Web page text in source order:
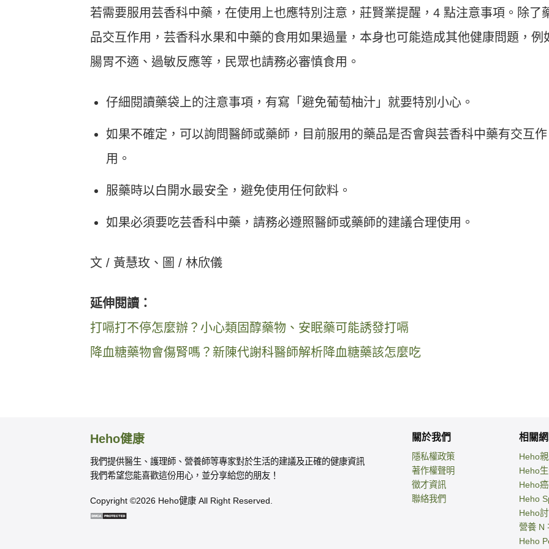
若需要服用芸香科中藥，在使用上也應特別注意，莊賢業提醒，4 點注意事項。除了
品交互作用，芸香科水果和中藥的食用如果過量，本身也可能造成其他健康問題，例
腸胃不適、過敏反應等，民眾也請務必審慎食用。
仔細閱讀藥袋上的注意事項，有寫「避免葡萄柚汁」就要特別小心。
如果不確定，可以詢問醫師或藥師，目前服用的藥品是否會與芸香科中藥有交互作
用。
服藥時以白開水最安全，避免使用任何飲料。
如果必須要吃芸香科中藥，請務必遵照醫師或藥師的建議合理使用。
文 / 黃慧玫、圖 / 林欣儀
延伸閱讀：
打嗝打不停怎麼辦？小心類固醇藥物、安眠藥可能誘發打嗝
降血糖藥物會傷腎嗎？新陳代謝科醫師解析降血糖藥該怎麼吃
Heho健康
我們提供醫生、護理師、營養師等專家對於生活的建議及正確的健康資訊
我們希望您能喜歡這份用心，並分享給您的朋友！
Copyright ©2026 Heho健康 All Right Reserved.
關於我們
隱私權政策
著作權聲明
徵才資訊
聯絡我們
相關
Heho
Heho
Heho
Heho
Heho
營養 N
Heho